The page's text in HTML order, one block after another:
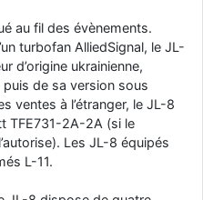
au fil des évènements.
turbofan AlliedSignal, le JL-
d’origine ukrainienne,
de sa version sous
ventes à l’étranger, le JL-8
TFE731-2A-2A (si le
Les JL-8 équipés
L-11.